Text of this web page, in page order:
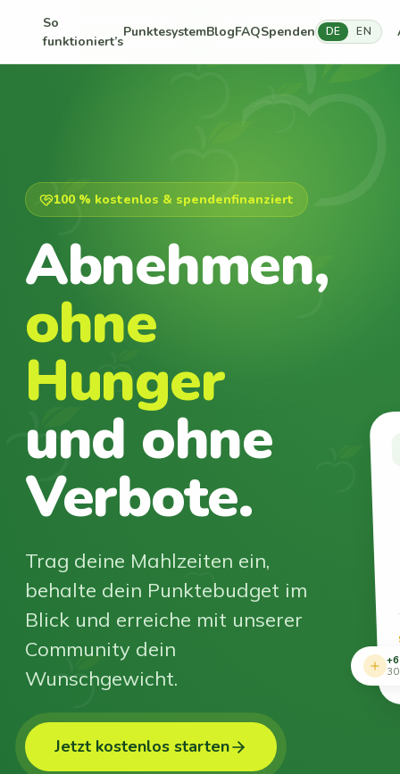
So
funktioniert’s
PunktesystemBlogFAQSpenden DE EN
100 % kostenlos & spendenfinanziert
Abnehmen,
ohne
Hunger
und ohne
Verbote.
Trag deine Mahlzeiten ein,
behalte dein Punktebudget im
Blick und erreiche mit unserer
Community dein
Wunschgewicht.
Jetzt kostenlos starten